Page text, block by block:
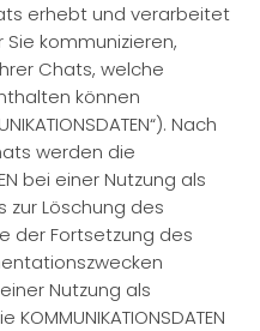
erhebt und verarbeitet
kommunizieren,
Chats, welche
können
Nach
werden die
bei einer Nutzung als
zur Löschung des
der Fortsetzung des
Nutzung als